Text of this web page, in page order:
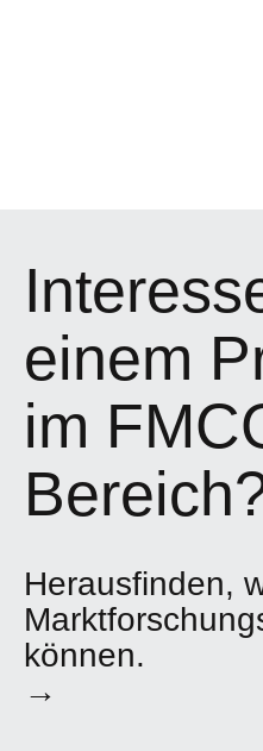
einem
im
Herausfinden,
können.
→